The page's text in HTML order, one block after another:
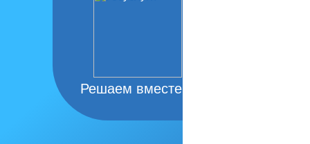
Решаем вместе